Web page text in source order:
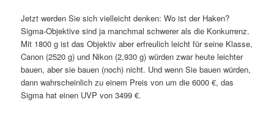
Jetzt werden Sie sich vielleicht denken: Wo ist der Haken?
Sigma-Objektive sind ja manchmal schwerer als die Konkurrenz.
Mit 1800 g ist das Objektiv aber erfreulich leicht für seine Klasse,
Canon (2520 g) und Nikon (2,930 g) würden zwar heute leichter
bauen, aber sie bauen (noch) nicht. Und wenn Sie bauen würden,
dann wahrscheinlich zu einem Preis von um die 6000 €, das
Sigma hat einen UVP von 3499 €.